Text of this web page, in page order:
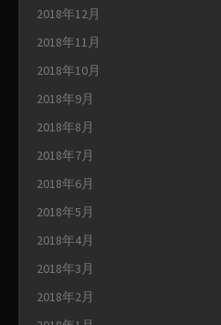
2018年12月
2018年11月
2018年10月
2018年9月
2018年8月
2018年7月
2018年6月
2018年5月
2018年4月
2018年3月
2018年2月